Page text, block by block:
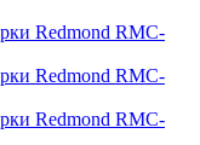
Redmond RMC-
Redmond RMC-
Redmond RMC-